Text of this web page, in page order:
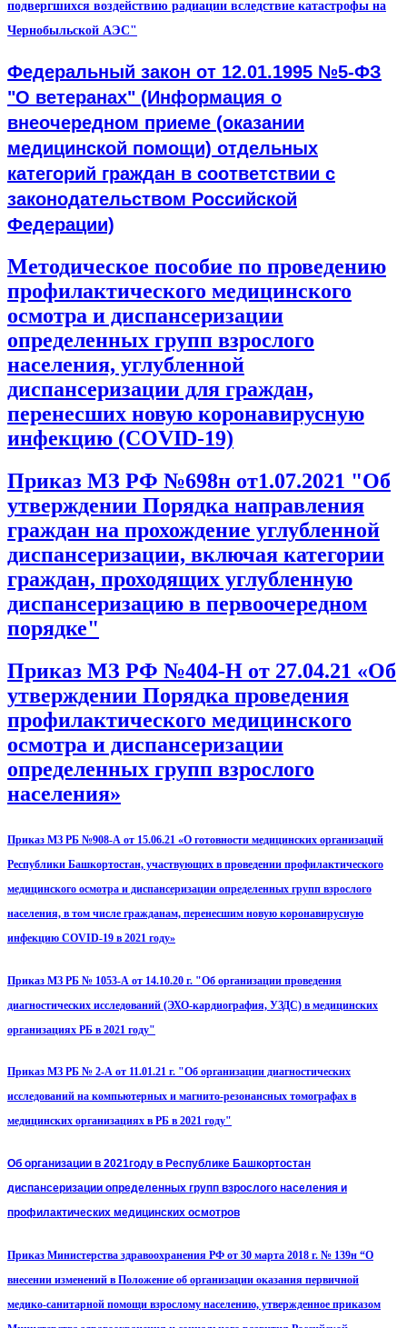
подвергшихся воздействию радиации вследствие катастрофы на
Чернобыльской АЭС"
Федеральный закон от 12.01.1995 №5-ФЗ
"О ветеранах" (Информация о
внеочередном приеме (оказании
медицинской помощи) отдельных
категорий граждан в соответствии с
законодательством Российской
Федерации)
Методическое пособие по проведению
профилактического медицинского
осмотра и диспансеризации
определенных групп взрослого
населения, углубленной
диспансеризации для граждан,
перенесших новую коронавирусную
инфекцию (COVID-19)
Приказ МЗ РФ №698н от1.07.2021 "Об
утверждении Порядка направления
граждан на прохождение углубленной
диспансеризации, включая категории
граждан, проходящих углубленную
диспансеризацию в первоочередном
порядке"
Приказ МЗ РФ №404-Н от 27.04.21 «Об
утверждении Порядка проведения
профилактического медицинского
осмотра и диспансеризации
определенных групп взрослого
населения»
Приказ МЗ РБ №908-А от 15.06.21 «О готовности медицинских организаций
Республики Башкортостан, участвующих в проведении профилактического
медицинского осмотра и диспансеризации определенных групп взрослого
населения, в том числе гражданам, перенесшим новую коронавирусную
инфекцию COVID-19 в 2021 году»
Приказ МЗ РБ № 1053-А от 14.10.20 г. "Об организации проведения
диагностических исследований (ЭХО-кардиография, УЗДС) в медицинских
организациях РБ в 2021 году"
Приказ МЗ РБ № 2-А от 11.01.21 г. "Об организации диагностических
исследований на компьютерных и магнито-резонансных томографах в
медицинских организациях в РБ в 2021 году"
Об организации в 2021году в Республике Башкортостан
диспансеризации определенных групп взрослого населения и
профилактических медицинских осмотров
Приказ Министерства здравоохранения РФ от 30 марта 2018 г. № 139н “О
внесении изменений в Положение об организации оказания первичной
медико-санитарной помощи взрослому населению, утвержденное приказом